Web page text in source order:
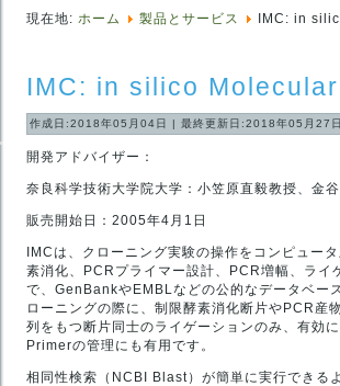
現在地: ホーム 製品とサービス IMC: in
IMC: in silico
作成日:2018年05月04日 | 最終更新日:2018年05月27日
開発アドバイザー：
奈良科学技術大学院大学：小笠原直毅教授、金
販売開始日：2005年4月1日
IMCは、クローニング実験の操作をコンピュー
素消化、PCRプライマー設計、PCR増幅、ライ
で、GenBankやEMBLなどの公的なデータベー
ローニングの際に、制限酵素消化断片やPCR産
列をもつ断片同士のライゲーションのみ、有効
Primerの管理にも有用です。
相同性検索（NCBI Blast）が簡単に実行できる